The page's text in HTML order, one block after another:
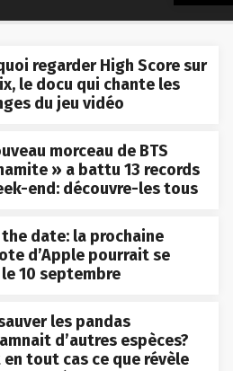
regarder High Score sur
le docu qui chante les
du jeu vidéo
morceau de BTS
» a battu 13 records
end: découvre-les tous
the date: la prochaine
d’Apple pourrait se
10 septembre
les pandas
d’autres espèces?
en tout cas ce que révèle